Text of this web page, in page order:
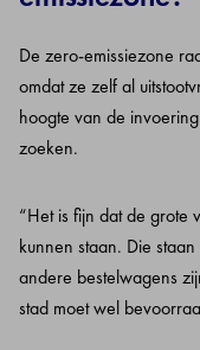
De zero-emissiezone
omdat ze zelf al
hoogte van de
zoeken.
“Het is fijn dat de grote
kunnen staan. Die
andere bestelwagens
stad moet wel